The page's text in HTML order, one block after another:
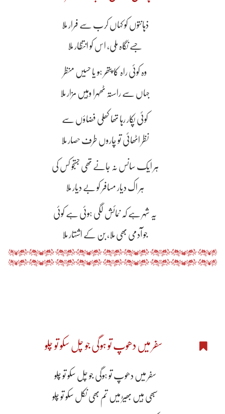
ذہانتوں کو کہاں کرب سے فرار ملا
جسے نگاہ ملی، اس کو انتظار ملا
وہ کوئی راہ کا پتھر ہو یا حسیں منظر
جہاں سے راستہ ٹھہرا وہیں مزار ملا
کوئی پکار رہا تھا کھلی فضاؤں سے
نظر اٹھائی تو چاروں طرف حصار ملا
ہر ایک سانس نہ جانے تھی جستجو کس کی
ہر اک دیار مسافر کو بے دیار ملا
یہ شہر ہے کہ نمائش لگی ہوئی ہے کوئی
جو آدمی بھی ملا، بن کے اشتہار ملا
سفر میں دھوپ تو ہوگی جو چل سکو تو چلو
سفر میں دھوپ تو ہوگی جو چل سکو تو چلو
سبھی ہیں بھیڑ میں تم بھی نکل سکو تو چلو